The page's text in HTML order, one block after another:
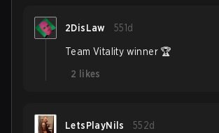
2DisLaw 551d
Team Vitality winner 🏆
2
likes
LetsPlayNils 552d